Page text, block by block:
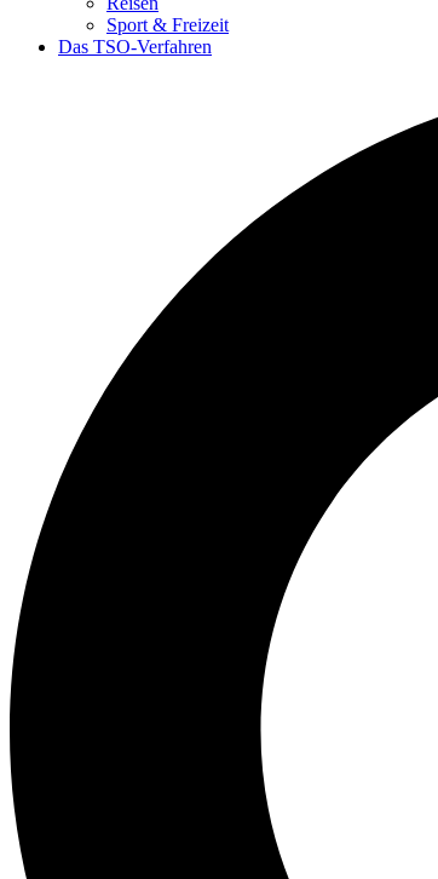
Sport & Freizeit
Das TSO-Verfahren